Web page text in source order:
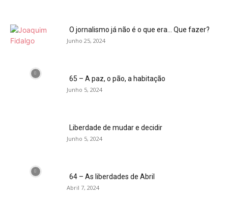
O jornalismo já não é o que era… Que fazer?
Junho 25, 2024
65 – A paz, o pão, a habitação
Junho 5, 2024
Liberdade de mudar e decidir
Junho 5, 2024
64 – As liberdades de Abril
Abril 7, 2024